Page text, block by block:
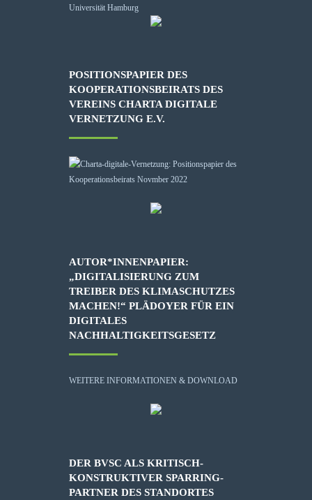
POSITIONSPAPIER DES
KOOPERATIONSBEIRATS DES
VEREINS CHARTA DIGITALE
VERNETZUNG E.V.
AUTOR*INNENPAPIER:
„DIGITALISIERUNG ZUM
TREIBER DES KLIMASCHUTZES
MACHEN!“ PLÄDOYER FÜR EIN
DIGITALES
NACHHALTIGKEITSGESETZ
WEITERE INFORMATIONEN & DOWNLOAD
DER BVSC ALS KRITISCH-
KONSTRUKTIVER SPARRING-
PARTNER DES STANDORTES